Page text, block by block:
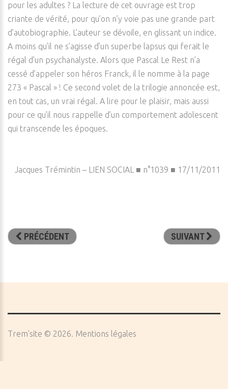
pour les adultes ? La lecture de cet ouvrage est trop
criante de vérité, pour qu’on n’y voie pas une grande part
d’autobiographie. L’auteur se dévoile, en glissant un indice.
A moins qu’il ne s’agisse d’un superbe lapsus qui ferait le
régal d’un psychanalyste. Alors que Pascal Le Rest n’a
cessé d’appeler son héros Franck, il le nomme à la page
273 « Pascal » ! Ce second volet de la trilogie annoncée est,
en tout cas, un vrai régal. A lire pour le plaisir, mais aussi
pour ce qu’il nous rappelle d’un comportement adolescent
qui transcende les époques.
Jacques Trémintin – LIEN SOCIAL ■ n°1039 ■ 17/11/2011
PRÉCÉDENT SUIVANT
Trem'site © 2026 Mentions légales